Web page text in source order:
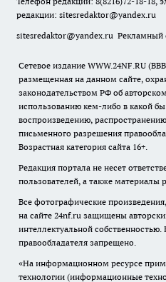
редакции: sitesredaktor@yandex.ru
sitesredaktor@yandex.ru Рекламный
Сетевое издание WWW.24NF.RU
размещенная на данном сайте,
законодательством РФ об
использованию кем-либо в какой
воспроизведению,
письменного разрешения
Возрастная категория сайта 16+.
Редакция портала не несет
пользователей, а также материалы
Все фотографические
на сайте 24nf.ru защищены
интеллектуальной собственностью.
правообладателя запрещено.
«На информационном ресурсе
технологии (информационные